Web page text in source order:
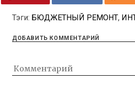
Тэги: БЮДЖЕТНЫЙ РЕМОНТ,
ДОБАВИТЬ КОММЕНТАРИЙ